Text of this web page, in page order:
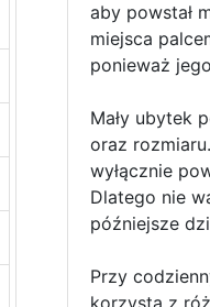
aby powstał
miejsca
ponieważ
Mały ubytek
oraz
wyłącznie
Dlatego nie
późniejsze
Przy